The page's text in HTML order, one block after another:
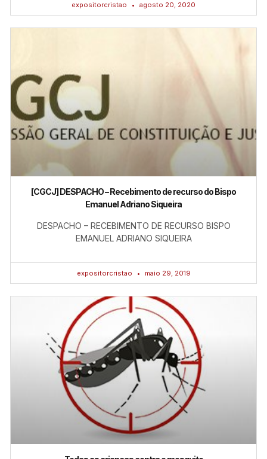
expositorcristao agosto 20, 2020
[CGCJ] DESPACHO – Recebimento de recurso do Bispo
Emanuel Adriano Siqueira
DESPACHO – RECEBIMENTO DE RECURSO BISPO
EMANUEL ADRIANO SIQUEIRA
expositorcristao maio 29, 2019